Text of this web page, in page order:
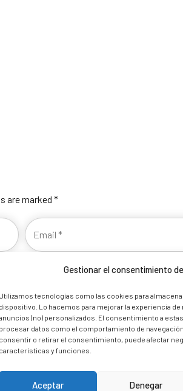
Gestionar el consentimiento
Utilizamos tecnologías como las cookies para
dispositivo. Lo hacemos para mejorar la experiencia
(no) personalizados. El consentimiento a
procesar datos como el comportamiento de
consentir o retirar el consentimiento, puede afectar
características y funciones.
Aceptar Denegar
are marked *